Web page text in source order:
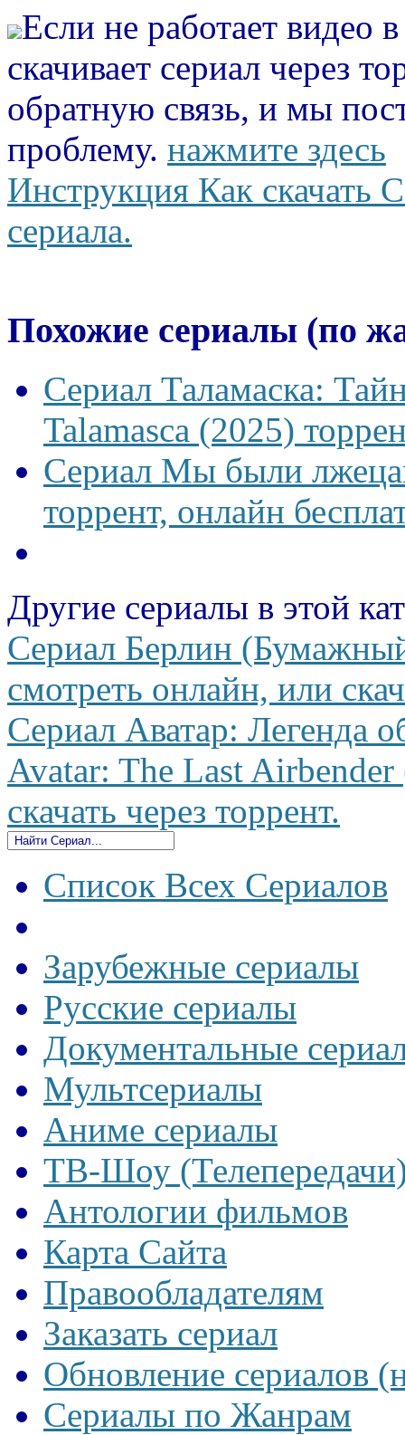
Если не работает видео
скачивает сериал через
обратную связь, и мы
проблему. нажмите здесь
Инструкция Как скачать
сериала.
Похожие сериалы (по
Сериал Таламаска:
Talamasca (2025)
Сериал Мы были
торрент, онлайн
Другие сериалы в этой
Сериал Берлин
смотреть онлайн, или
Сериал Аватар: Легенда
Avatar: The Last
скачать через торрент.
Список Всех Сериалов
Зарубежные сериалы
Русские сериалы
Документальные
Мультсериалы
Аниме сериалы
ТВ-Шоу
Антологии фильмов
Карта Сайта
Правообладателям
Заказать сериал
Обновление сериалов
Сериалы по Жанрам